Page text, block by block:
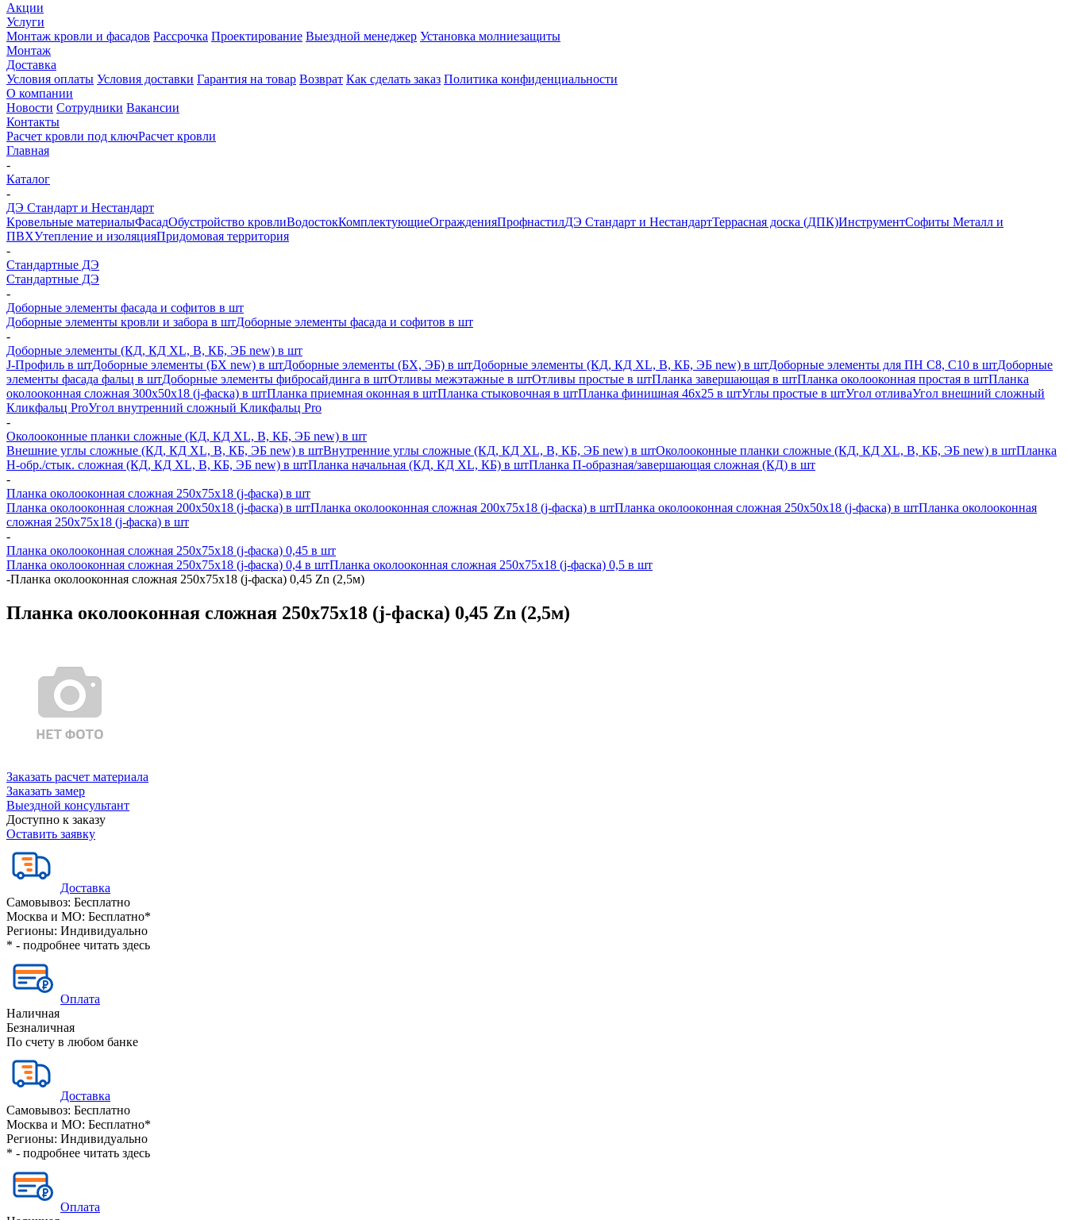
Акции
Услуги
Монтаж кровли и фасадов Рассрочка Проектирование Выездной менеджер Установка молниезащиты
Монтаж
Доставка
Условия оплаты Условия доставки Гарантия на товар Возврат Как сделать заказ Политика конфиденциальности
О компании
Новости Сотрудники Вакансии
Контакты
Расчет кровли под ключРасчет кровли
Главная
-
Каталог
-
ДЭ Стандарт и Нестандарт
Кровельные материалыФасадОбустройство кровлиВодостокКомплектующиеОгражденияПрофнастилДЭ Стандарт и НестандартТеррасная доска (ДПК)ИнструментСофиты Металл и
ПВХУтепление и изоляцияПридомовая территория
-
Стандартные ДЭ
Стандартные ДЭ
-
Доборные элементы фасада и софитов в шт
Доборные элементы кровли и забора в штДоборные элементы фасада и софитов в шт
-
Доборные элементы (КД, КД XL, В, КБ, ЭБ new) в шт
J-Профиль в штДоборные элементы (БХ new) в штДоборные элементы (БХ, ЭБ) в штДоборные элементы (КД, КД XL, В, КБ, ЭБ new) в штДоборные элементы для ПН С8, С10 в штДоборные
элементы фасада фальц в штДоборные элементы фибросайдинга в штОтливы межэтажные в штОтливы простые в штПланка завершающая в штПланка околооконная простая в штПланка
околооконная сложная 300х50х18 (j-фаска) в штПланка приемная оконная в штПланка стыковочная в штПланка финишная 46х25 в штУглы простые в штУгол отливаУгол внешний сложный
Кликфальц ProУгол внутренний сложный Кликфальц Pro
-
Околооконные планки сложные (КД, КД XL, В, КБ, ЭБ new) в шт
Внешние углы сложные (КД, КД XL, В, КБ, ЭБ new) в штВнутренние углы сложные (КД, КД XL, В, КБ, ЭБ new) в штОколооконные планки сложные (КД, КД XL, В, КБ, ЭБ new) в штПланка
H-обр./стык. сложная (КД, КД XL, В, КБ, ЭБ new) в штПланка начальная (КД, КД XL, КБ) в штПланка П-образная/завершающая сложная (КД) в шт
-
Планка околооконная сложная 250х75х18 (j-фаска) в шт
Планка околооконная сложная 200х50х18 (j-фаска) в штПланка околооконная сложная 200х75х18 (j-фаска) в штПланка околооконная сложная 250х50х18 (j-фаска) в штПланка околооконная
сложная 250х75х18 (j-фаска) в шт
-
Планка околооконная сложная 250х75х18 (j-фаска) 0,45 в шт
Планка околооконная сложная 250х75х18 (j-фаска) 0,4 в штПланка околооконная сложная 250х75х18 (j-фаска) 0,5 в шт
-Планка околооконная сложная 250х75х18 (j-фаска) 0,45 Zn (2,5м)
Планка околооконная сложная 250х75х18 (j-фаска) 0,45 Zn (2,5м)
Заказать расчет материала
Заказать замер
Выездной консультант
Доступно к заказу
Оставить заявку
Доставка
Самовывоз: Бесплатно
Москва и МО: Бесплатно*
Регионы: Индивидуально
* - подробнее читать здесь
Оплата
Наличная
Безналичная
По счету в любом банке
Доставка
Самовывоз: Бесплатно
Москва и МО: Бесплатно*
Регионы: Индивидуально
* - подробнее читать здесь
Оплата